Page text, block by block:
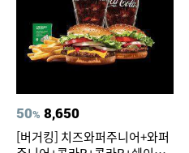
50% 8,650
[버거킹] 치즈와퍼주니어+와퍼